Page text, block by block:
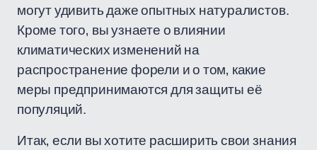
могут удивить даже опытных натуралистов.
Кроме того, вы узнаете о влиянии
климатических изменений на
распространение форели и о том, какие
меры предпринимаются для защиты её
популяций.
Итак, если вы хотите расширить свои знания